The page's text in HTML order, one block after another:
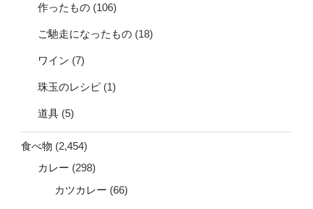
作ったもの (106)
ご馳走になったもの (18)
ワイン (7)
珠玉のレシピ (1)
道具 (5)
食べ物 (2,454)
カレー (298)
カツカレー (66)